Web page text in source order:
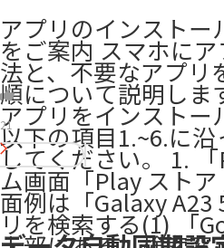
アプリのインスト
をご案内 スマホに
法と、不要なアプリ
順について説明しま
アプリをインストー
以下の項目1.~6.に
してください。 1.
ム画面「Play スト
面例は「Galaxy A23
リを検索する(1) 「
21